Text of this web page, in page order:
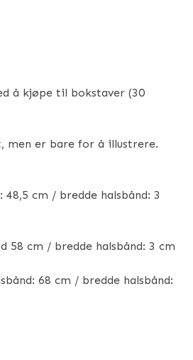
å kjøpe til bokstaver (30
men er bare for å illustrere.
cm / bredde halsbånd: 3
58 cm / bredde halsbånd: 3 cm
68 cm / bredde halsbånd: